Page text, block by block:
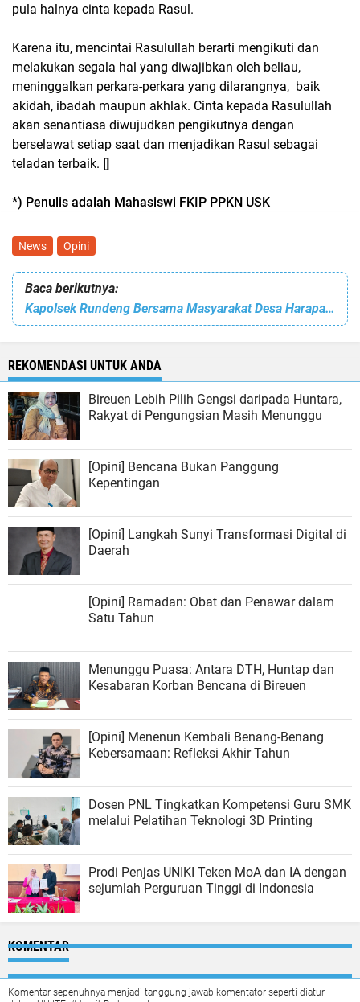
pula halnya cinta kepada Rasul.
Karena itu, mencintai Rasulullah berarti mengikuti dan
melakukan segala hal yang diwajibkan oleh beliau,
meninggalkan perkara-perkara yang dilarangnya, baik
akidah, ibadah maupun akhlak. Cinta kepada Rasulullah
akan senantiasa diwujudkan pengikutnya dengan
berselawat setiap saat dan menjadikan Rasul sebagai
teladan terbaik. []
*) Penulis adalah Mahasiswi FKIP PPKN USK
News Opini
Baca berikutnya:
Kapolsek Rundeng Bersama Masyarakat Desa Harapan Baru dan Desa Teladan Baru Kampung Badar Sosialisasi Kahutla
REKOMENDASI UNTUK ANDA
Bireuen Lebih Pilih Gengsi daripada Huntara,
Rakyat di Pengungsian Masih Menunggu
[Opini] Bencana Bukan Panggung
Kepentingan
[Opini] Langkah Sunyi Transformasi Digital di
Daerah
[Opini] Ramadan: Obat dan Penawar dalam
Satu Tahun
Menunggu Puasa: Antara DTH, Huntap dan
Kesabaran Korban Bencana di Bireuen
[Opini] Menenun Kembali Benang-Benang
Kebersamaan: Refleksi Akhir Tahun
Dosen PNL Tingkatkan Kompetensi Guru SMK
melalui Pelatihan Teknologi 3D Printing
Prodi Penjas UNIKI Teken MoA dan IA dengan
sejumlah Perguruan Tinggi di Indonesia
KOMENTAR
Komentar sepenuhnya menjadi tanggung jawab komentator seperti diatur